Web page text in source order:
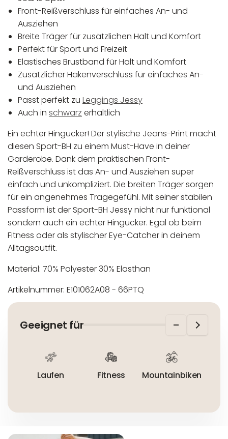
Front-Reißverschluss für einfaches An- und
Ausziehen
Breite Träger für zusätzlichen Halt und Komfort
Perfekt für Sport und Freizeit
Elastisches Brustband für Halt und Komfort
Zusätzlicher Hakenverschluss für einfaches An-
und Ausziehen
Passt perfekt zu Leggings Jessy
Auch in schwarz erhältlich
Ein echter Hingucker! Der stylische Jeans-Print macht
diesen Sport-BH zu einem Must-Have in deiner
Garderobe. Dank dem praktischen Front-
Reißverschluss ist das An- und Ausziehen super
einfach und unkompliziert. Die breiten Träger sorgen
für ein angenehmes Tragegefühl. Mit seiner stabilen
Passform ist der Sport-BH Jessy nicht nur funktional
sondern auch ein echter Hingucker. Egal ob beim
Fitness oder als stylischer Eye-Catcher in deinem
Alltagsoutfit.
Material: 70% Polyester 30% Elasthan
Artikelnummer: E101062A08 - 66PTQ
Nicht bleichen
Nicht bügeln
In der EU niedergelassener verantwortlicher
Wirtschaftsakteur:
Geeignet für
Laufen Fitness Mountainbiken